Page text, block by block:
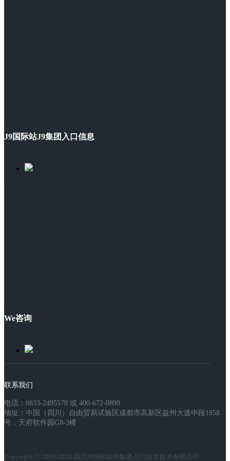
J9国际站J9集团入口信息
We咨询
联系我们
电话：0833-2495578 或 400-672-0899
地址：中国（四川）自由贸易试验区成都市高新区益州大道中段1858
号，天府软件园G8-3楼
Copyright © 2009-2024 四川J9国际站J9集团入口信息技术有限公司